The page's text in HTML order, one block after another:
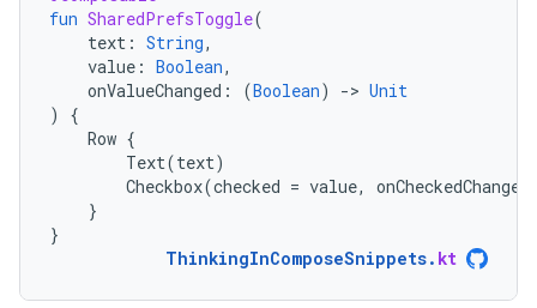
fun SharedPrefsToggle(
text : String,
value : Boolean,
onValueChanged : (Boolean) -> Unit
)
{
Row {
Text(text)
Checkbox(checked = value, onCheckedChange
}
}
ThinkingInComposeSnippets. kt